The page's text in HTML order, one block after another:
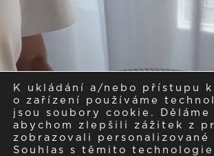
K ukládání a/nebo přístupu
o zařízení používáme
jsou soubory cookie. Děláme
abychom zlepšili zážitek z
zobrazovali personalizované
Souhlas s těmito